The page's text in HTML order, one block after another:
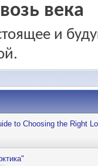
века
и
to Choosing the Right